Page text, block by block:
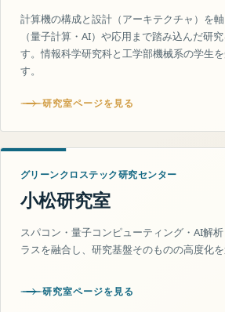
計算機の構成と設計（アーキテクチャ）を
（量子計算・AI）や応用まで踏み込んだ研
す。情報科学研究科と工学部機械系の学生
す。
研究室ページを見る
グリーンクロステック研究センター
小松研究室
スパコン・量子コンピューティング・AI解
ラスを融合し、研究基盤そのものの高度化を
研究室ページを見る